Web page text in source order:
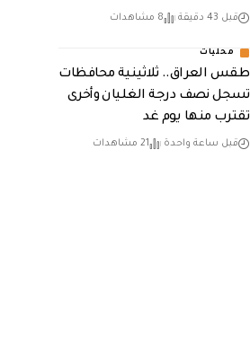
قبل 43 دقيقة 8 مشاهدات
محليات
طقس العراق.. ثلاثينية محافظات
تسجل نصف درجة الغليان وأخرى
تقترب منها يوم غد
قبل ساعة واحدة 21 مشاهدات